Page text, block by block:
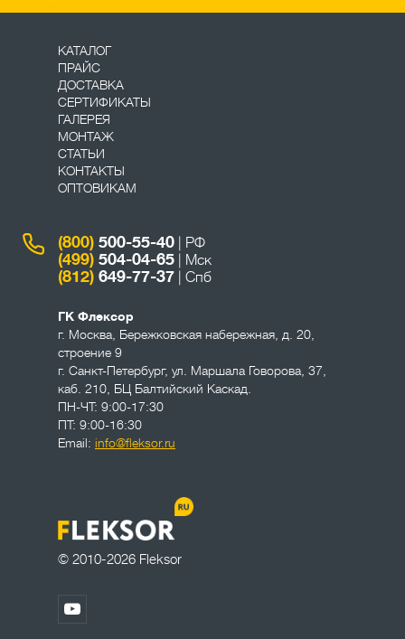
© 2010-2026 Fleksor
КАТАЛОГ
ПРАЙС
ДОСТАВКА
СЕРТИФИКАТЫ
ГАЛЕРЕЯ
МОНТАЖ
СТАТЬИ
КОНТАКТЫ
ОПТОВИКАМ
(800) 500-55-40 | РФ
(499) 504-04-65 | Мск
(812) 649-77-37 | Спб
ГК Флексор
г. Москва Бережковская набережная, д. 20,
строение 9
г. Санкт-Петербург, ул. Маршала Говорова, 37,
каб. 210, БЦ Балтийский Каскад.
ПН-ЧТ: 9:00-17:30
ПТ: 9:00-16:30
Email: info@fleksor.ru